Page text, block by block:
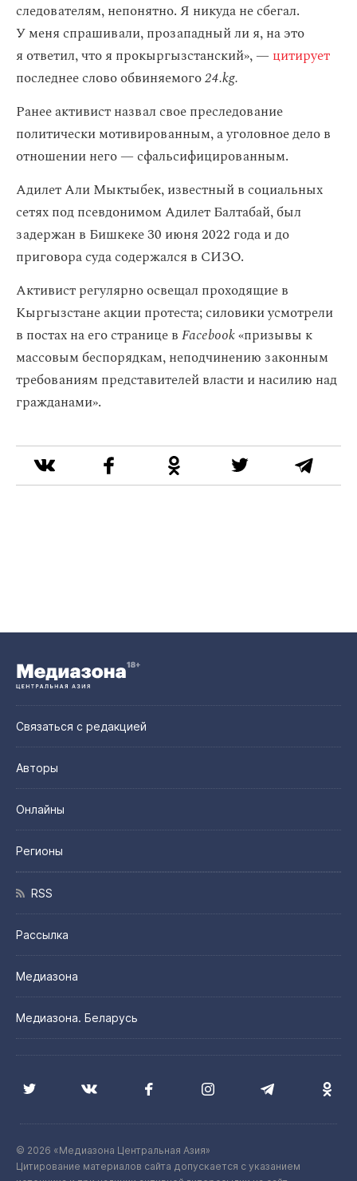
следователям, непонятно. Я никуда не сбегал.
У меня спрашивали, прозападный ли я, на это
я ответил, что я прокыргызстанский», —цитирует
последнее слово обвиняемого24.kg.
Ранее активист назвал свое преследование
политически мотивированным, а уголовное дело в
отношении него — сфальсифицированным.
Адилет Али Мыктыбек, известный в социальных
сетях под псевдонимом Адилет Балтабай, был
задержан в Бишкеке 30 июня 2022 года и до
приговора суда содержался в СИЗО.
Активист регулярно освещал проходящие в
Кыргызстане акции протеста; силовики усмотрели
в постах на его странице вFacebook«призывы к
массовым беспорядкам, неподчинению законным
требованиям представителей власти и насилию над
гражданами».
Связаться с редакцией
Авторы
Онлайны
Регионы
RSS
Рассылка
Медиазона
Медиазона. Беларусь
© 2026 «Медиазона Центральная Азия»
Цитирование материалов сайта допускается с указанием